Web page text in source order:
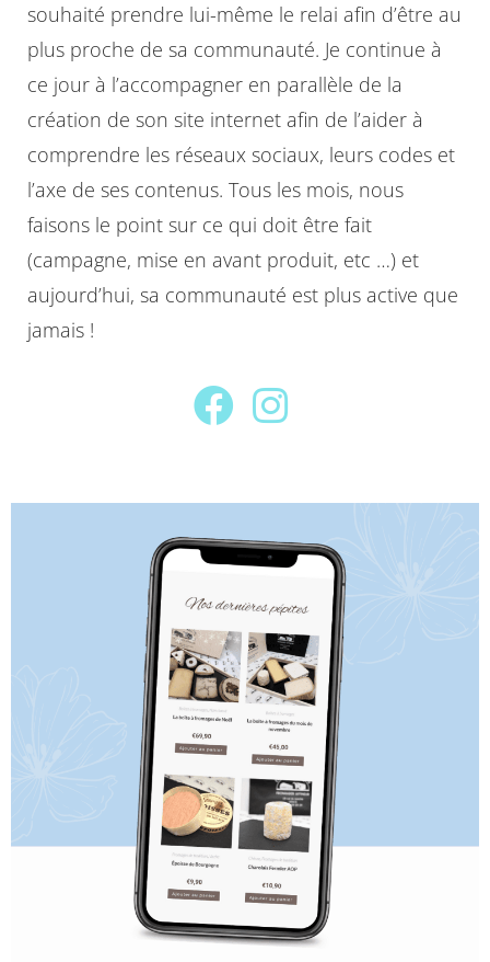
souhaité prendre lui-même le relai afin d’être au
plus proche de sa communauté. Je continue à
ce jour à l’accompagner en parallèle de la
création de son site internet afin de l’aider à
comprendre les réseaux sociaux, leurs codes et
l’axe de ses contenus. Tous les mois, nous
faisons le point sur ce qui doit être fait
(campagne, mise en avant produit, etc …) et
aujourd’hui, sa communauté est plus active que
jamais !